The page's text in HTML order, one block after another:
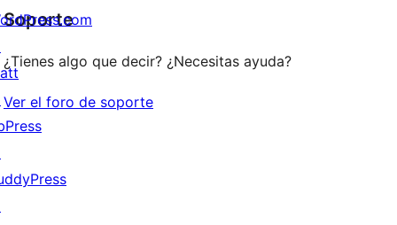
estrellas
Soporte
¿Tienes algo que decir? ¿Necesitas ayuda?
Ver el foro de soporte